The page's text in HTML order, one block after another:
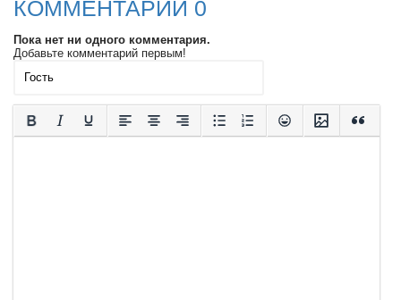
КОММЕНТАРИИ 0
Пока нет ни одного комментария.
Добавьте комментарий первым!